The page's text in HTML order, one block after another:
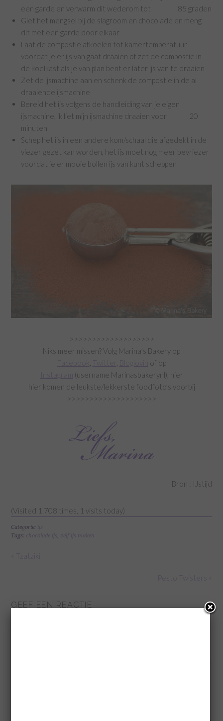
een garde en verwarm dit wederom tot 85 graden
Giet het mengsel bij de slagroom en chocolade en meng
dit met een garde door elkaar
Laat de compostie afkoelen tot kamertemperatuur
voordat je er ijs van gaat draaien of zet de compostie in
de koelkast als je van plan bent er later ijs van te draaien
Zet de ijsmachine aan en schenk de compostie in de al
draaiende ijsmachine
Bereid het ijs volgens de handleiding van je eigen
ijsmachine, ik liet mijn ijsmachine draaien voor 20
minuten
Schep het ijs in een andere kom/schaal die afgedekt in de
viezer gezet kan worden, het ijs moet nog meer bevriezer
voordat je er mooie bollen ijs van kunt scheppen
>>>>>>>>>>>>>>>>>>>
Niks meer missen? Volg Marina’s Bakery op
Bloglovin
of op
Instagram
(username Marinasbakerynl), hier
hier komen de leukste/lekkerste foodfoto’s voorbij
>>>>>>>>>>>>>>>>>>>>
Bron : IJstijd
(Visited 1.708 times, 1 visits today)
Categorie:
Tags:
chocolade ijs, zelf ijs maken
GEEF EEN REACTIE